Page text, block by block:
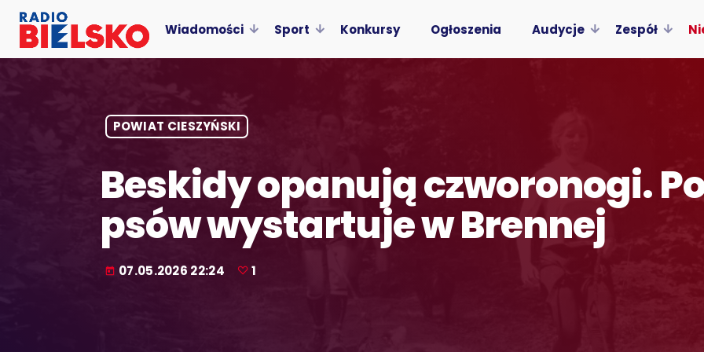
Wiadomości Sport Konkursy Ogłoszenia Audycje Zespół
POWIAT CIESZYŃSKI
Beskidy opanują czworonogi.
psów wystartuje w Brennej
today 07.05.2026 22:24 1